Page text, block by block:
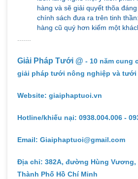
hàng và sẽ giải quyết thõa
chính sách đưa ra trên tinh
hàng cũ quý hơn kiếm một
Giải Pháp Tưới @ - 10 năm cung
giải pháp tưới nông nghiệp và tưới
Website: giaiphaptuoi.vn
Hotline/khiếu nại: 0938.004.006 -
Email: Giaiphaptuoi@gmail.com
Địa chỉ: 382A, đường Hùng Vương,
Thành Phố Hồ Chí Minh